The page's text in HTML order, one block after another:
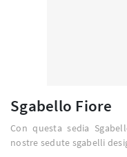
Sgabello Fiore
Con questa sedia
nostre sedute sgabelli